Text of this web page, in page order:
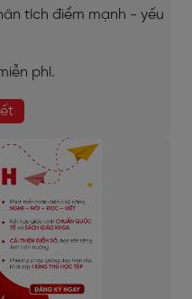
tích điểm mạnh - yếu
phí.